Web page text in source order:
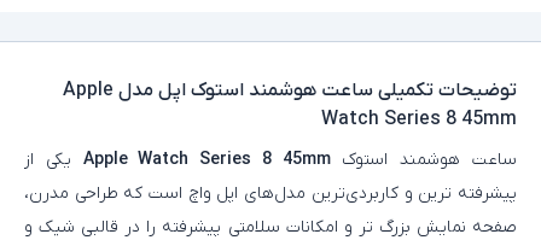
توضیحات تکمیلی
ساعت هوشمند استوک اپل مدل Apple
Watch Series 8 45mm
ساعت هوشمند استوکApple Watch Series 8 45mm یکی از
پیشرفته‌ ترین و کاربردی‌ترین مدل‌های اپل واچ است که طراحی مدرن،
صفحه‌ نمایش بزرگ‌ تر و امکانات سلامتی پیشرفته را در قالبی شیک و